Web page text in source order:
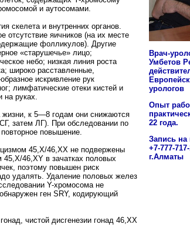
и аутосомами.
скелета и внутренних органов.
отсутствие яичников (на их месте
фолликулов). Другие
«старушечье» лицо;
небо; низкая линия роста
широко расставленные,
искривление рук
лимфатические отеки кистей и
на руках.
к 5—8 годам они снижаются
затем ЛГ). При обследовании по
повышение.
45,X/46,XX не подвержены
46,XY в зачатках половых
поэтому повышен риск
удалять. Удаление половых желез
Y-хромосома не
ген SRY, кодирующий
чистой дисгенезии гонад 46,XX
Врач-
Умбетов
урологов
Опыт
22 года.
Запись на
+7-777-
г.Алматы